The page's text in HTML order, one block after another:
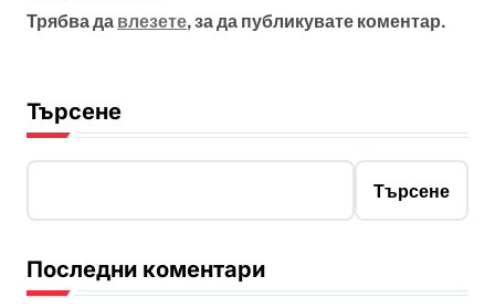
Трябва да влезете, за да публикувате коментар.
Търсене
Търсене
Последни коментари